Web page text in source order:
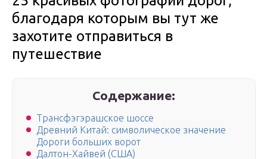
благодаря которым вы тут же
захотите отправиться в
путешествие
Содержание:
Трансфэгэрашское шоссе
Древний Китай: символическое значение
Дороги больших ворот
Далтон-Хайвей (США)